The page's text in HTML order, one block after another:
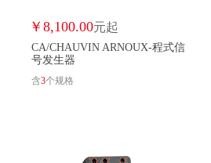
￥ 8,100.00元起
CA/CHAUVIN ARNOUX-程式信
号发生器
含3个规格